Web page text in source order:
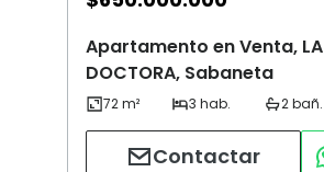
Apartamento en Venta, LA
DOCTORA, Sabaneta
Contactar